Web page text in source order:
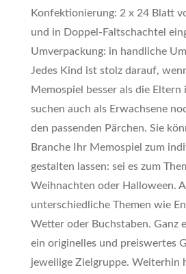
Konfektionierung: 2 x 24 Blatt
und in Doppel-Faltschachtel
Umverpackung: in handliche
Jedes Kind ist stolz darauf,
Memospiel besser als die Eltern
suchen auch als Erwachsene
den passenden Pärchen. Sie
Branche Ihr Memospiel zum
gestalten lassen: sei es zum
Weihnachten oder Halloween.
unterschiedliche Themen wie
Wetter oder Buchstaben. Ganz
ein originelles und preiswertes
jeweilige Zielgruppe. Weiterhin